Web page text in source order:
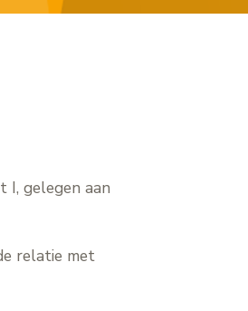
I, gelegen aan
relatie met